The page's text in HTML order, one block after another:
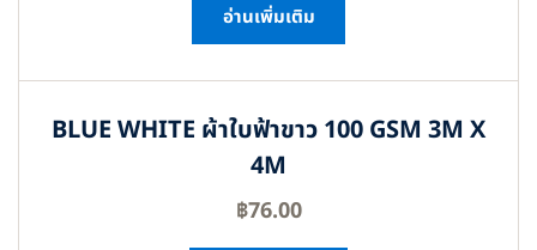
อ่านเพิ่มเติม
BLUE WHITE ผ้าใบฟ้าขาว 100 GSM 3M X
4M
฿76.00